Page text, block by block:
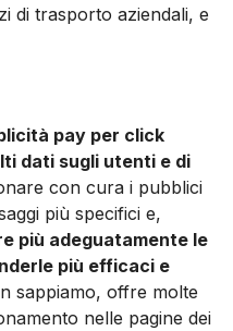
di trasporto aziendali, e
pay per click
dati sugli utenti e di
con cura i pubblici
più specifici e,
più adeguatamente le
più efficaci e
sappiamo, offre molte
nelle pagi­ne dei